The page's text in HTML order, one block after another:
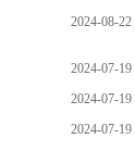
2024-08-22
2024-07-19
2024-07-19
2024-07-19